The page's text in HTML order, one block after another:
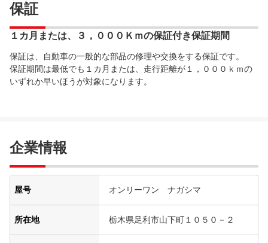
保証
１カ月または、３，０００Ｋｍの保証付き保証期間
保証は、自動車の一般的な部品の修理や交換をする保証です。
保証期間は最低でも１カ月または、走行距離が１，０００ｋｍの
いずれか早いほうが対象になります。
企業情報
屋号 オンリーワン ナガシマ
所在地 栃木県足利市山下町１０５０－２